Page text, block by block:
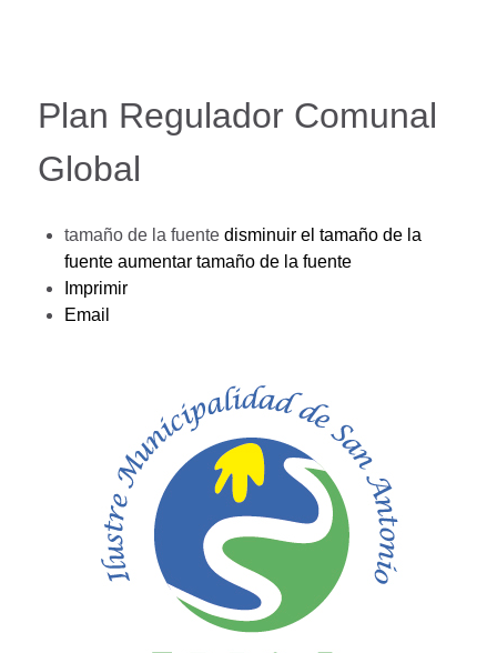
Plan Regulador Comunal
Global
tamaño de la fuente disminuir el tamaño de la
fuente aumentar tamaño de la fuente
Imprimir
Email